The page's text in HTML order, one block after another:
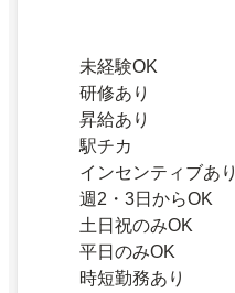
未経験OK
研修あり
昇給あり
駅チカ
インセンティブあり
週2・3日からOK
土日祝のみOK
平日のみOK
時短勤務あり